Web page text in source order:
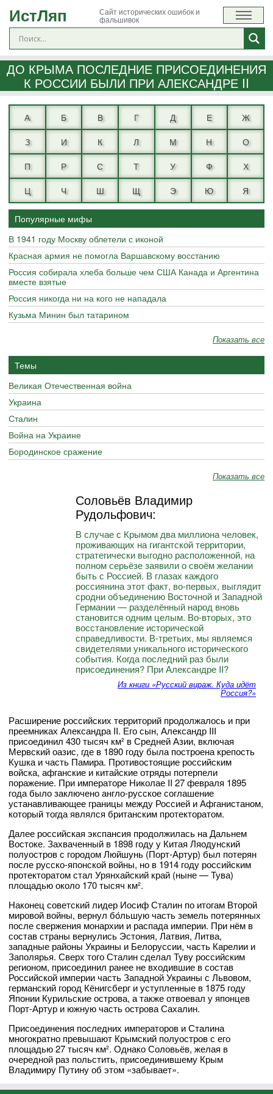
ИстЛяп Сайт исторических ошибок и
фальшивок
ДО КРЫМА ПОСЛЕДНИЕ ПРИСОЕДИНЕНИЯ
К РОССИИ БЫЛИ ПРИ АЛЕКСАНДРЕ II
А Б В Г Д Е
Ж
З
И К Л М Н
О
П
Р С Т У Ф
Х
Ц
Ч Ш Щ Э Ю Я
Популярные мифы
В 1941 году Москву облетели с иконой
Красная армия не помогла Варшавскому восстанию
Россия собирала хлеба больше чем США Канада и Аргентина
вместе взятые
Россия никогда ни на кого не нападала
Кузьма Минин был татарином
Показать все
Темы
Великая Отечественная война
Украина
Сталин
Война на Украине
Бородинское сражение
Показать все
Соловьёв Владимир
Рудольфович:
В случае с Крымом два миллиона человек,
проживающих на гигантской территории,
стратегически выгодно расположенной, на
полном серьёзе заявили о своём желании
быть с Россией. В глазах каждого
россиянина этот факт, во-первых, выглядит
сродни объединению Восточной и Западной
Германии — разделённый народ вновь
становится одним целым. Во-вторых, это
восстановление исторической
справедливости. В-третьих, мы являемся
свидетелями уникального исторического
события. Когда последний раз были
присоединения? При Александре II?
Из книги «Русский вираж. Куда идёт
Россия?»
Расширение российских территорий продолжалось и при
преемниках Александра II. Его сын, Александр III
присоединил 430 тысяч км² в Средней Азии, включая
Мервский оазис, где в 1890 году была построена крепость
Кушка и часть Памира. Противостоящие российским
войска, афганские и китайские отряды потерпели
поражение. При императоре Николае II 27 февраля 1895
года было заключено англо-русское соглашение
устанавливающее границы между Россией и Афганистаном,
который тогда являлся британским протекторатом.
Далее российская экспансия продолжилась на Дальнем
Востоке. Захваченный в 1898 году у Китая Ляодунский
полуостров с городом Люйшунь (Порт-Артур) был потерян
после русско-японской войны, но в 1914 году российским
протекторатом стал Урянхайский край (ныне — Тува)
площадью около 170 тысяч км².
Наконец советский лидер Иосиф Сталин по итогам Второй
мировой войны, вернул бóльшую часть земель потерянных
после свержения монархии и распада империи. При нём в
состав страны вернулись Эстония, Латвия, Литва,
западные районы Украины и Белоруссии, часть Карелии и
Заполярья. Сверх того Сталин сделал Туву российским
регионом, присоединил ранее не входившие в состав
Российской империи часть Западной Украины с Львовом,
германский город Кёнигсберг и уступленные в 1875 году
Японии Курильские острова, а также отвоевал у японцев
Порт-Артур и южную часть острова Сахалин.
Присоединения последних императоров и Сталина
многократно превышают Крымский полуостров с его
площадью 27 тысяч км². Однако Соловьёв, желая в
очередной раз польстить, присоединившему Крым
Владимиру Путину об этом «забывает».